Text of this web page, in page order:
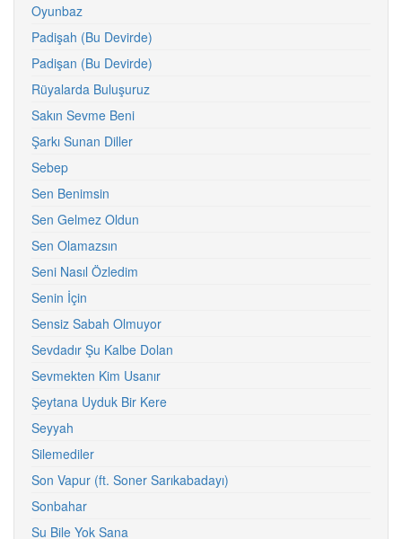
Oyunbaz
Padişah (Bu Devirde)
Padişan (Bu Devirde)
Rüyalarda Buluşuruz
Sakın Sevme Beni
Şarkı Sunan Diller
Sebep
Sen Benimsin
Sen Gelmez Oldun
Sen Olamazsın
Seni Nasıl Özledim
Senin İçin
Sensiz Sabah Olmuyor
Sevdadır Şu Kalbe Dolan
Sevmekten Kim Usanır
Şeytana Uyduk Bir Kere
Seyyah
Silemediler
Son Vapur (ft. Soner Sarıkabadayı)
Sonbahar
Su Bile Yok Sana